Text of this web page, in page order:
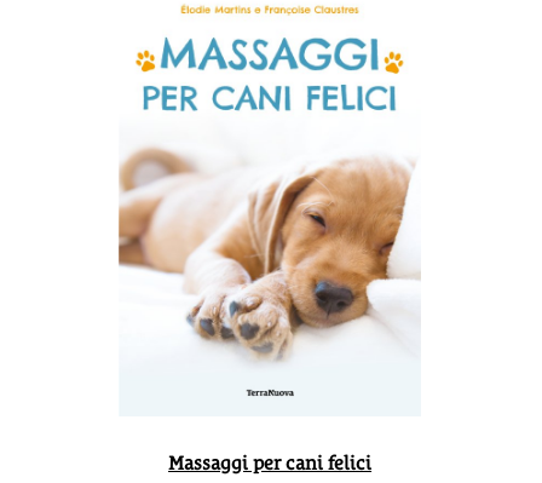
Massaggi per cani felici